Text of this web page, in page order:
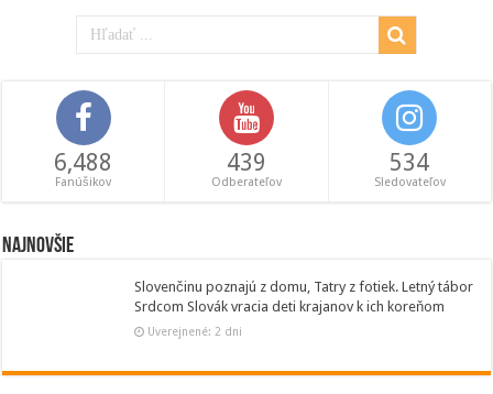
6,488
Fanúšikov
439
Odberateľov
534
Sledovateľov
Najnovšie
Slovenčinu poznajú z domu, Tatry z fotiek. Letný tábor
Srdcom Slovák vracia deti krajanov k ich koreňom
Uverejnené: 2 dni